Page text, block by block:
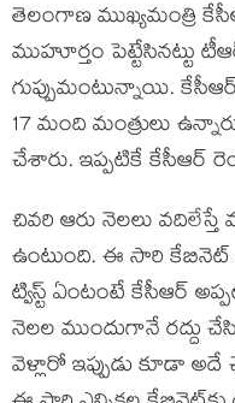
తెలంగాణ ముఖ్యమంత్రి
ముహూర్తం పెట్టేసిన‌ట్టు
గుప్పుమంటున్నాయి.
17 మంది మంత్రులు
చేశారు. ఇప్ప‌టికే కేసీఆర్
చివ‌రి ఆరు నెల‌లు
ఉంటుంది. ఈ సారి కేబినెట్
ట్విస్ట్ ఏంటంటే కేసీఆర్
నెల‌ల ముందుగానే ర‌ద్దు
వెళ్లారో ఇప్పుడు కూడా